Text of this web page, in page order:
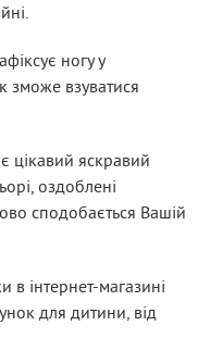
ногу у
зможе взуватися
цікавий яскравий
оздоблені
сподобається Вашій
в інтернет-магазині
для дитини, від